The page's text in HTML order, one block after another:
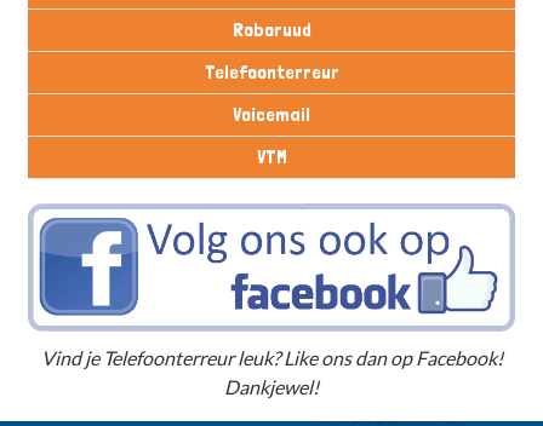
Roboruud
Telefoonterreur
Voicemail
VTM
Vind je Telefoonterreur leuk? Like ons dan op Facebook!
Dankjewel!